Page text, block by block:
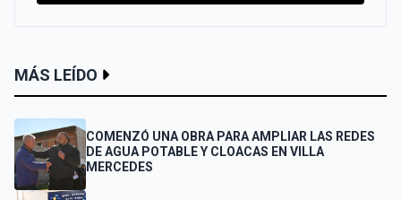
MÁS LEÍDO
COMENZÓ UNA OBRA PARA AMPLIAR LAS REDES
DE AGUA POTABLE Y CLOACAS EN VILLA
MERCEDES